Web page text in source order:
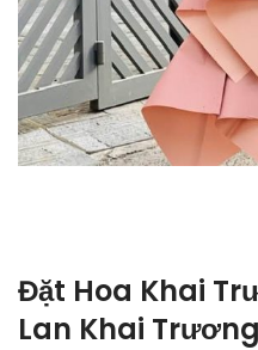
Đặt Hoa Khai
Lan Khai